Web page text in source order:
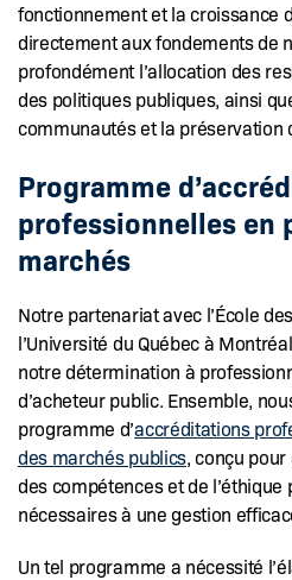
fonctionnement et la croissance
directement aux fondements de
profondément l’allocation des
des politiques publiques, ainsi
communautés et la préservation
Programme
professionnelles en
marchés
Notre partenariat avec l’École
l’Université du Québec à
notre détermination à
d’acheteur public. Ensemble,
programme d’accréditations
des marchés publics, conçu
des compétences et de l’éthique
nécessaires à une gestion
Un tel programme a nécessité